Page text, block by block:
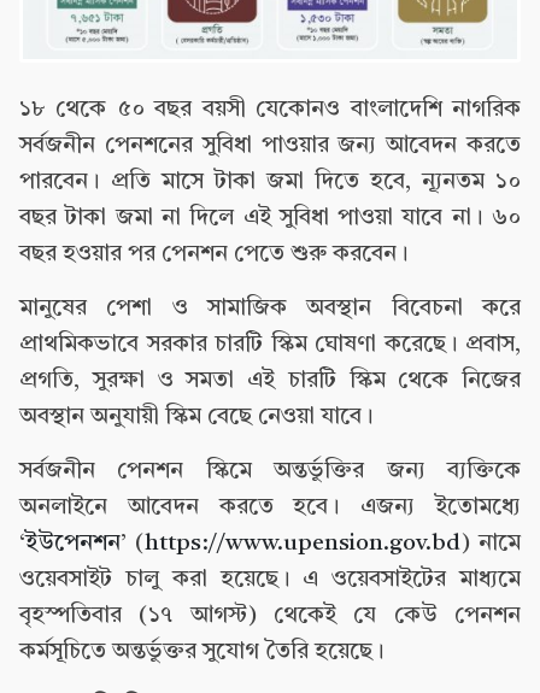
১৮ থেকে ৫০ বছর বয়সী যেকোনও বাংলাদেশি নাগরিক
সর্বজনীন পেনশনের সুবিধা পাওয়ার জন্য আবেদন করতে
পারবেন। প্রতি মাসে টাকা জমা দিতে হবে, ন্যূনতম ১০
বছর টাকা জমা না দিলে এই সুবিধা পাওয়া যাবে না। ৬০
বছর হওয়ার পর পেনশন পেতে শুরু করবেন।
মানুষের পেশা ও সামাজিক অবস্থান বিবেচনা করে
প্রাথমিকভাবে সরকার চারটি স্কিম ঘোষণা করেছে। প্রবাস,
প্রগতি, সুরক্ষা ও সমতা এই চারটি স্কিম থেকে নিজের
অবস্থান অনুযায়ী স্কিম বেছে নেওয়া যাবে।
সর্বজনীন পেনশন স্কিমে অন্তর্ভুক্তির জন্য ব্যক্তিকে
অনলাইনে আবেদন করতে হবে। এজন্য ইতোমধ্যে
‘ইউপেনশন’ (https://www.upension.gov.bd) নামে
ওয়েবসাইট চালু করা হয়েছে। এ ওয়েবসাইটের মাধ্যমে
বৃহস্পতিবার (১৭ আগস্ট) থেকেই যে কেউ পেনশন
কর্মসূচিতে অন্তর্ভুক্তর সুযোগ তৈরি হয়েছে।